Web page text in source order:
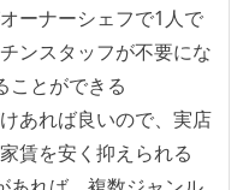
ーナーシェフで1人で
ンスタッフが不要にな
ことができる
あれば良いので、実店
賃を安く抑えられる